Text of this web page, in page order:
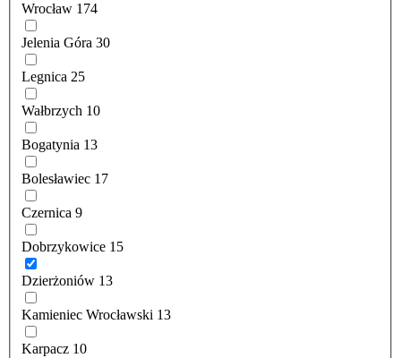
Wrocław 174
Jelenia Góra 30
Legnica 25
Wałbrzych 10
Bogatynia 13
Bolesławiec 17
Czernica 9
Dobrzykowice 15
Dzierżoniów 13
Kamieniec Wrocławski 13
Karpacz 10